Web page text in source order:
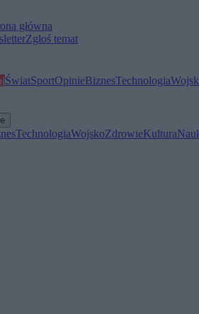
główna
Zgłoś temat
ŚwiatSportOpinieBiznesTechnologia
TechnologiaWojskoZdrowieKultura